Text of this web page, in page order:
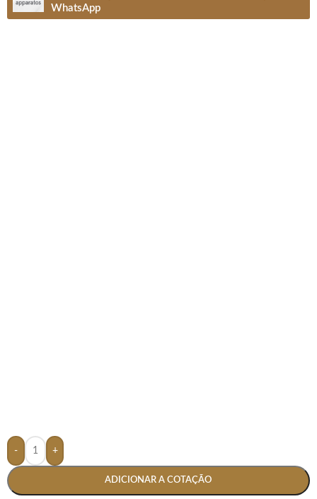
WhatsApp
- +
ADICIONAR A COTAÇÃO